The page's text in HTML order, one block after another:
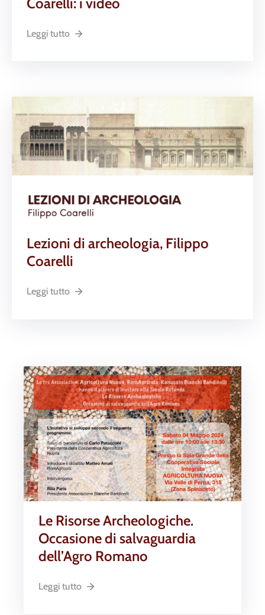
Leggi tutto
Lezioni di archeologia, Filippo
Coarelli
Leggi tutto
Le Risorse Archeologiche.
Occasione di salvaguardia
dell’Agro Romano
Leggi tutto